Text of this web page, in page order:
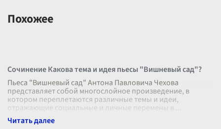
Похожее
Сочинение Какова тема и идея пьесы "Вишневый сад"?
Пьеса "Вишневый сад" Антона Павловича Чехова
представляет собой многослойное произведение, в
котором переплетаются различные темы и идеи,
отражающие социальные и личные перемены в